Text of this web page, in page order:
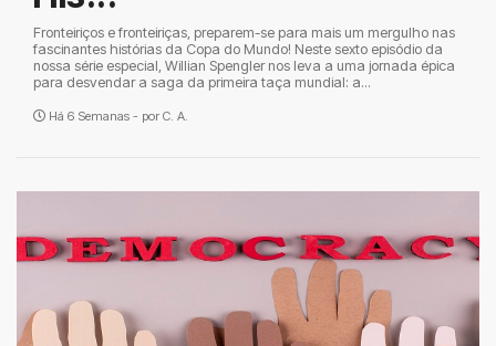
Fronteiriços e fronteiriças, preparem-se para mais um mergulho nas
fascinantes histórias da Copa do Mundo! Neste sexto episódio da
nossa série especial, Willian Spengler nos leva a uma jornada épica
para desvendar a saga da primeira taça mundial: a...
Há 6 Semanas - por C. A.